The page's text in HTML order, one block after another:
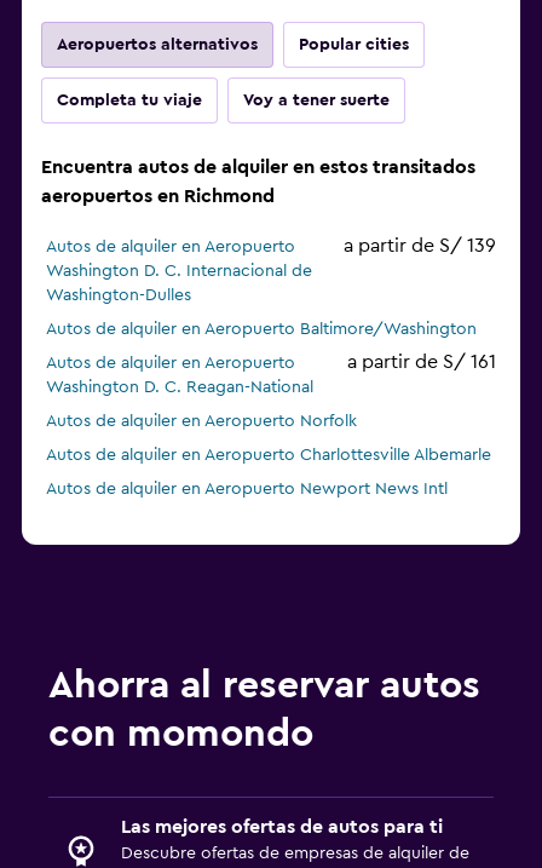
Aeropuertos alternativos Popular cities
Completa tu viaje Voy a tener suerte
Encuentra autos de alquiler en estos transitados
aeropuertos en Richmond
Autos de alquiler en Aeropuerto
Washington D. C. Internacional de
Washington-Dulles
a partir de S/ 139
Autos de alquiler en Aeropuerto Baltimore/Washington
Autos de alquiler en Aeropuerto
Washington D. C. Reagan-National
a partir de S/ 161
Autos de alquiler en Aeropuerto Norfolk
Autos de alquiler en Aeropuerto Charlottesville Albemarle
Autos de alquiler en Aeropuerto Newport News Intl
Ahorra al reservar autos
con momondo
Las mejores ofertas de autos para ti
Descubre ofertas de empresas de alquiler de